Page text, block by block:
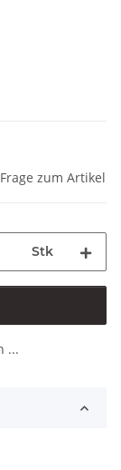
Frage zum Artikel
Stk
...